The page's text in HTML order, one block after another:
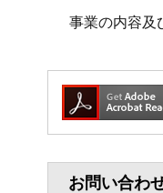
事業の内容及び
お問い合わ